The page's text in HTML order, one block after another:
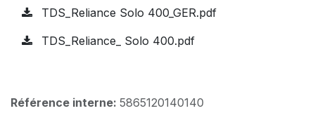
TDS_Reliance Solo 400_GER.pdf
TDS_Reliance_ Solo 400.pdf
Référence interne: 5865120140140